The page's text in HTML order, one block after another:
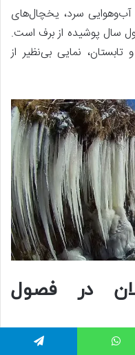
آب‌وهوایی سرد، یخچال‌های
سال پوشیده از برف است.
نمایی بی‌نظیر از
در فصول
برف نیست و کوهستان به